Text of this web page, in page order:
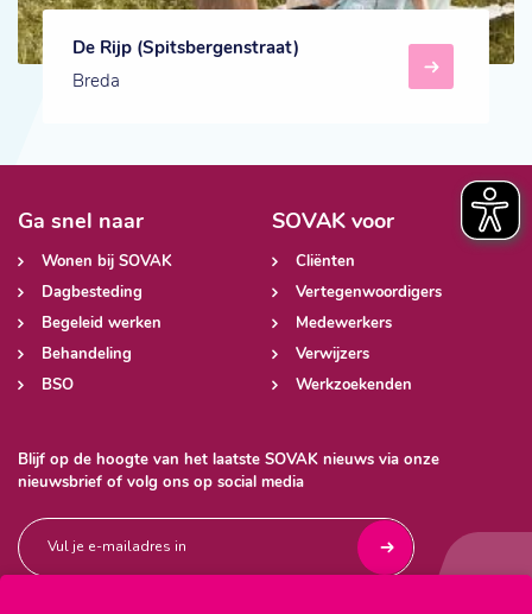
De Rijp (Spitsbergenstraat)
Breda
Blijf op de hoogte van het laatste SOVAK nieuws via onze
nieuwsbrief of volg ons op social media
Ga snel naar
Wonen bij SOVAK
Dagbesteding
Begeleid werken
Behandeling
BSO
SOVAK voor
Cliënten
Vertegenwoordigers
Medewerkers
Verwijzers
Werkzoekenden